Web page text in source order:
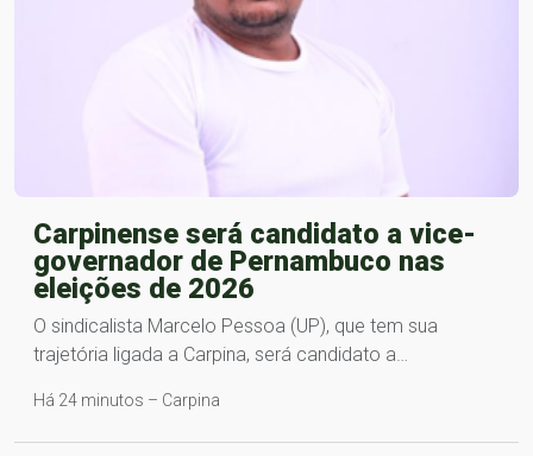
Carpinense será candidato a vice-
governador de Pernambuco nas
eleições de 2026
O sindicalista Marcelo Pessoa (UP), que tem sua
trajetória ligada a Carpina, será candidato a…
Há 24 minutos – Carpina